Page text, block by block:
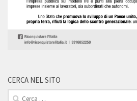
CERCA NEL SITO
Ricerca